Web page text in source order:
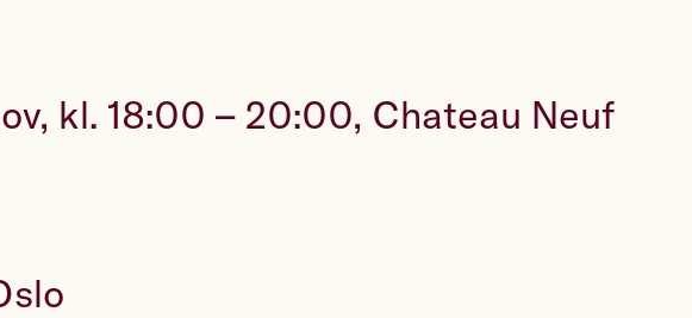
kl. 18:00 – 20:00, Chateau Neuf